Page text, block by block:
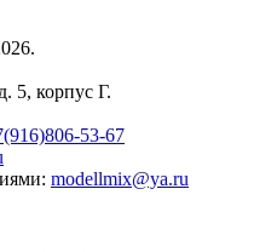
5, корпус Г.
53-67
modellmix@ya.ru